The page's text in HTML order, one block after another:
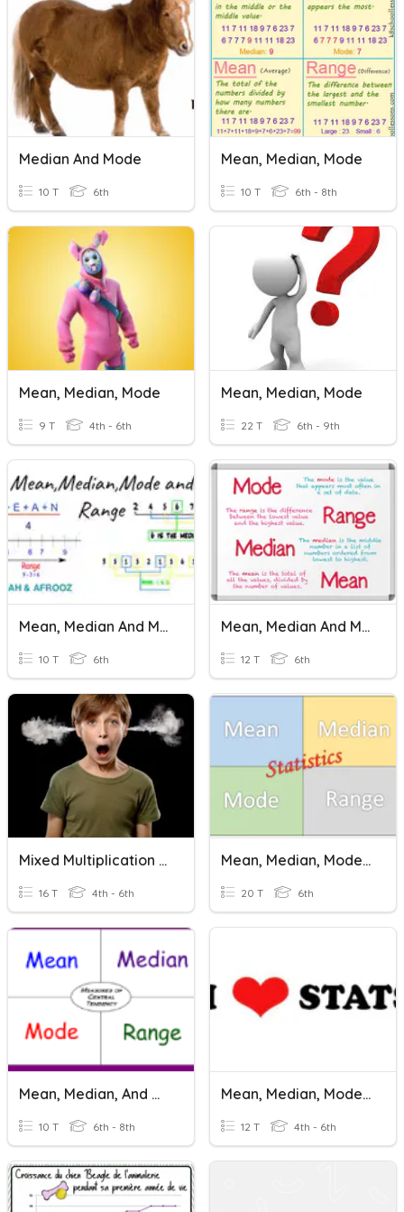
Median And Mode
10 T 6th
Mean, Median, Mode
10 T 6th - 8th
Mean, Median, Mode
9 T 4th - 6th
Mean, Median, Mode
22 T 6th - 9th
Mean, Median And Mode
10 T 6th
Mean, Median And Mode
12 T 6th
Mixed Multiplication HARD MODE
16 T 4th - 6th
Mean, Median, Mode, & Range
20 T 6th
Mean, Median, And Mode
10 T 6th - 8th
Mean, Median, Mode, Range
12 T 4th - 6th